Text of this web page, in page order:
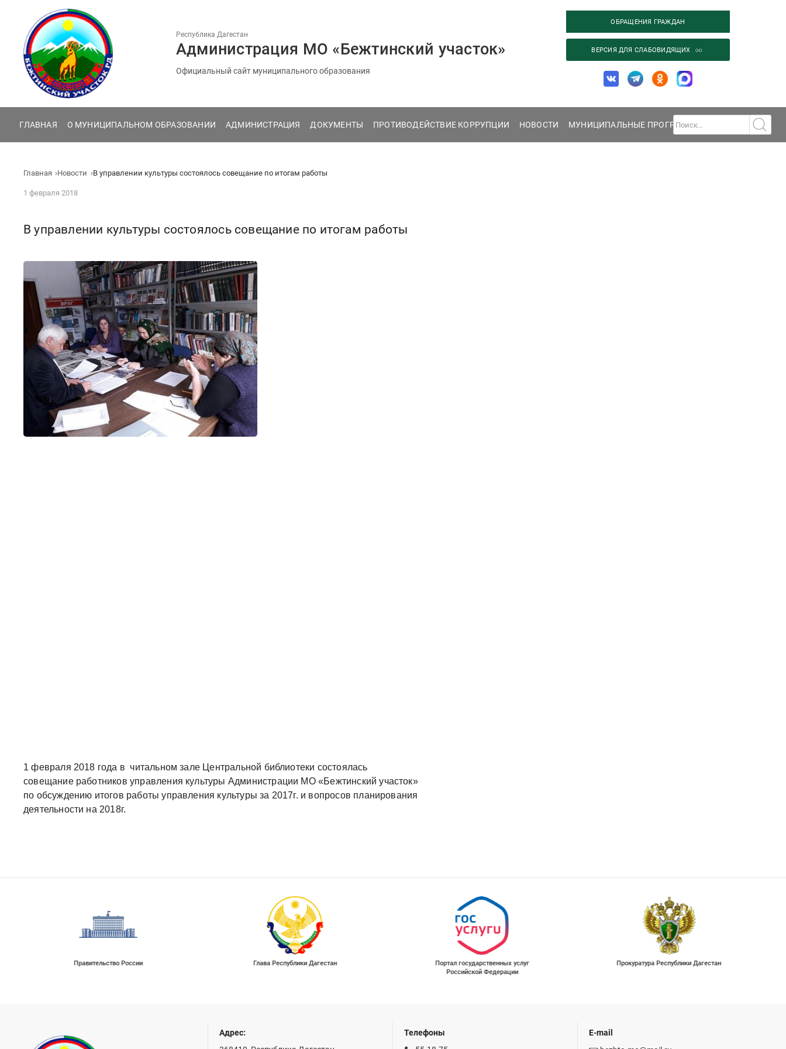
содержанию
Республика Дагестан
Администрация МО «Бежтинский участок»
Официальный сайт муниципального образования
ОБРАЩЕНИЯ ГРАЖДАН
ВЕРСИЯ ДЛЯ СЛАБОВИДЯЩИХ
ГЛАВНАЯ О МУНИЦИПАЛЬНОМ ОБРАЗОВАНИИ АДМИНИСТРАЦИЯ ДОКУМЕНТЫ ПРОТИВОДЕЙСТВИЕ КОРРУПЦИИ НОВОСТИ МУНИЦИПАЛЬНЫЕ ПРОГРАММЫ
Главная Новости В управлении культуры состоялось совещание по итогам работы
1 февраля 2018
В управлении культуры состоялось совещание по итогам работы
1 февраля 2018 года в читальном зале Центральной библиотеки состоялась
совещание работников управления культуры Администрации МО «Бежтинский участок»
по обсуждению итогов работы управления культуры за 2017г. и вопросов планирования
деятельности на 2018г.
Правительство России Глава Республики Дагестан
Портал государственных услуг
Российской Федерации
Прокуратура Республики Дагестан
Адрес:
Телефоны
E-mail